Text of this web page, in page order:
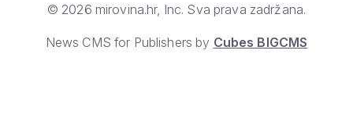
© 2026 mirovina.hr, Inc. Sva prava zadržana.
News CMS for Publishers by Cubes BIGCMS